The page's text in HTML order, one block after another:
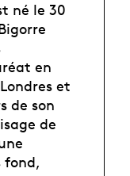
né le 30
en
et
de son
de
fond,